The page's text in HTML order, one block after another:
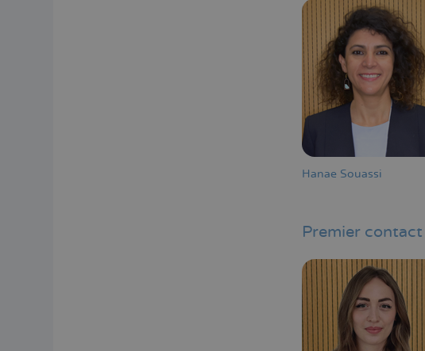
Hanae Souassi
Premier